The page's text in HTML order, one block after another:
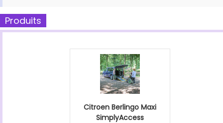
Produits
Citroen Berlingo Maxi
SimplyAccess